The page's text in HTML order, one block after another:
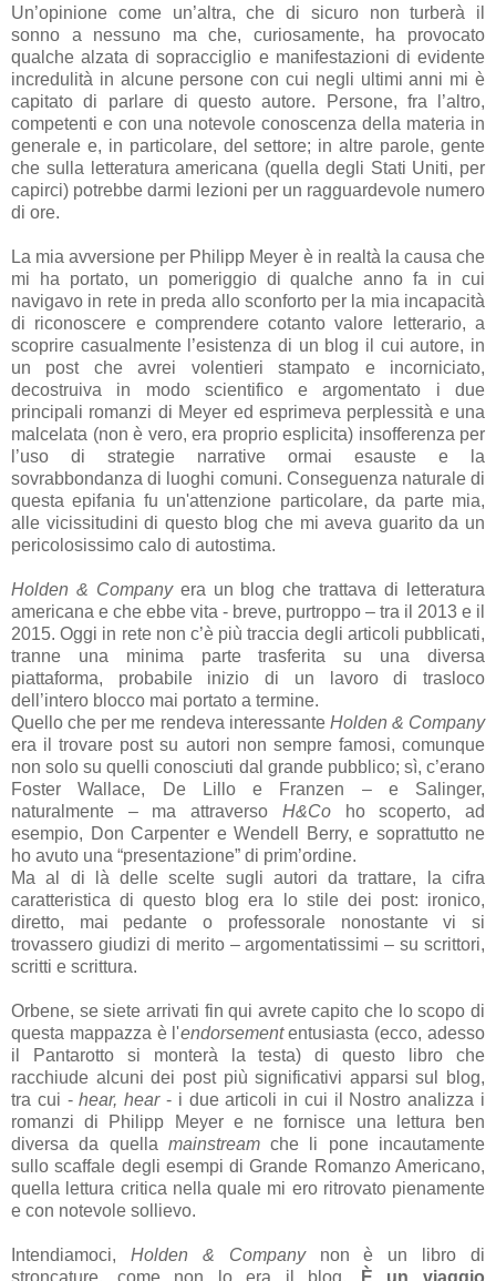
Un’opinione come un’altra, che di sicuro non turberà il
sonno a nessuno ma che, curiosamente, ha provocato
qualche alzata di sopracciglio e manifestazioni di evidente
incredulità in alcune persone con cui negli ultimi anni mi è
capitato di parlare di questo autore. Persone, fra l’altro,
competenti e con una notevole conoscenza della materia in
generale e, in particolare, del settore; in altre parole, gente
che sulla letteratura americana (quella degli Stati Uniti, per
capirci) potrebbe darmi lezioni per un ragguardevole numero
di ore.
La mia avversione per Philipp Meyer è in realtà la causa che
mi ha portato, un pomeriggio di qualche anno fa in cui
navigavo in rete in preda allo sconforto per la mia incapacità
di riconoscere e comprendere cotanto valore letterario, a
scoprire casualmente l’esistenza di un blog il cui autore, in
un post che avrei volentieri stampato e incorniciato,
decostruiva in modo scientifico e argomentato i due
principali romanzi di Meyer ed esprimeva perplessità e una
malcelata (non è vero, era proprio esplicita) insofferenza per
l’uso di strategie narrative ormai esauste e la
sovrabbondanza di luoghi comuni. Conseguenza naturale di
questa epifania fu un'attenzione particolare, da parte mia,
alle vicissitudini di questo blog che mi aveva guarito da un
pericolosissimo calo di autostima.
Holden & Companyera un blog che trattava di letteratura
americana e che ebbe vita - breve, purtroppo – tra il 2013 e il
2015. Oggi in rete non c’è più traccia degli articoli pubblicati,
tranne una minima parte trasferita su una diversa
piattaforma, probabile inizio di un lavoro di trasloco
dell’intero blocco mai portato a termine.
Quello che per me rendeva interessante Holden & Company
era il trovare post su autori non sempre famosi, comunque
non solo su quelli conosciuti dal grande pubblico; sì, c’erano
Foster Wallace, De Lillo e Franzen – e Salinger,
naturalmente – ma attraverso H&Coho scoperto, ad
esempio, Don Carpenter e Wendell Berry, e soprattutto ne
ho avuto una “presentazione” di prim’ordine.
Ma al di là delle scelte sugli autori da trattare, la cifra
caratteristica di questo blog era lo stile dei post: ironico,
diretto, mai pedante o professorale nonostante vi si
trovassero giudizi di merito – argomentatissimi – su scrittori,
scritti e scrittura.
Orbene, se siete arrivati fin qui avrete capito che lo scopo di
questa mappazza è l'endorsemententusiasta (ecco, adesso
il Pantarotto si monterà la testa) di questo libro che
racchiude alcuni dei post più significativi apparsi sul blog,
tra cui -hear, hear- i due articoli in cui il Nostro analizza i
romanzi di Philipp Meyer e ne fornisce una lettura ben
diversa da quella mainstreamche li pone incautamente
sullo scaffale degli esempi di Grande Romanzo Americano,
quella lettura critica nella quale mi ero ritrovato pienamente
e con notevole sollievo.
Intendiamoci, Holden & Companynon è un libro di
stroncature, come non lo era il blog.
È un viaggio